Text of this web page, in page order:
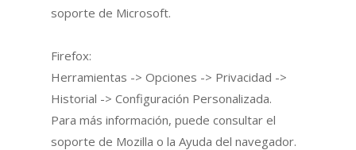
soporte de Microsoft.
Firefox:
Herramientas -> Opciones -> Privacidad ->
Historial -> Configuración Personalizada.
Para más información, puede consultar el
soporte de Mozilla o la Ayuda del navegador.